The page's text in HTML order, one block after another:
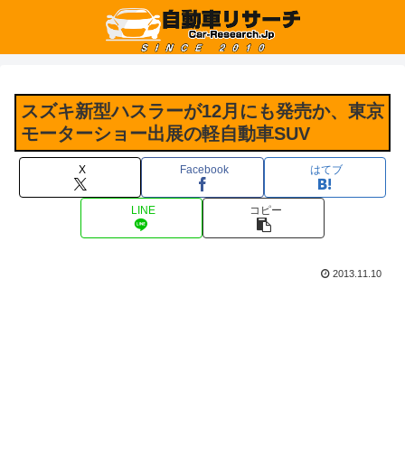
スズキ新型ハスラーが12月にも発売か、東京
モーターショー出展の軽自動車SUV
X Facebook はてブ
LINE コピー
2013.11.10